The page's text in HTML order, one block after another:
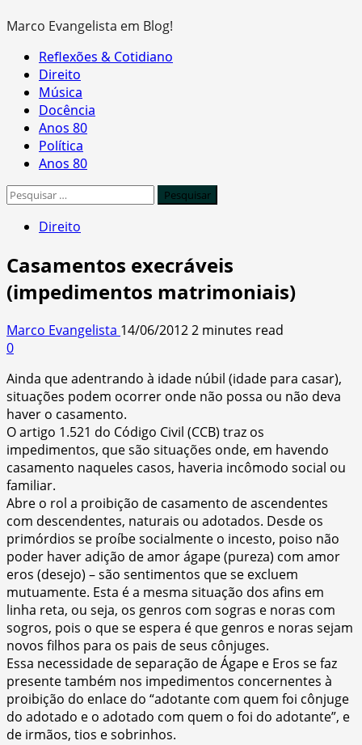
Marco Evangelista em Blog!
Primary
Menu
Reflexões & Cotidiano
Direito
Música
Docência
Anos 80
Política
Anos 80
Pesquisar
Direito
Casamentos execráveis
(impedimentos matrimoniais)
Marco Evangelista 14/06/20122 minutes read
0
Ainda que adentrando à idade núbil (idade para casar),
situações podem ocorrer onde não possa ou não deva
haver o casamento.
O artigo 1.521 do Código Civil (CCB) traz os
impedimentos, que são situações onde, em havendo
casamento naqueles casos, haveria incômodo social ou
familiar.
Abre o rol a proibição de casamento de ascendentes
com descendentes, naturais ou adotados. Desde os
primórdios se proíbe socialmente o incesto, poiso não
poder haver adição de amor ágape (pureza) com amor
eros (desejo) – são sentimentos que se excluem
mutuamente. Esta é a mesma situação dos afins em
linha reta, ou seja, os genros com sogras e noras com
sogros, pois o que se espera é que genros e noras sejam
novos filhos para os pais de seus cônjuges.
Essa necessidade de separação de Ágape e Eros se faz
presente também nos impedimentos concernentes à
proibição do enlace do “adotante com quem foi cônjuge
do adotado e o adotado com quem o foi do adotante”, e
de irmãos, tios e sobrinhos.